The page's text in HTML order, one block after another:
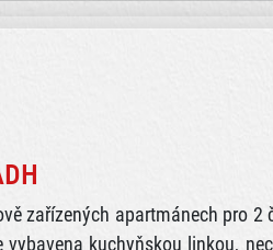
zařízených apartmánech pro 2
kuchyňskou linkou,